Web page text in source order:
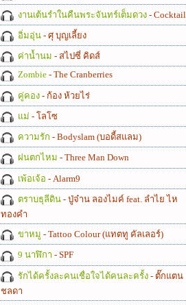
งานเต้นรำในคืนพระจันทร์เต็มดวง - Cocktail
อิ่มอุ่น - ศุ บุญเลี้ยง
ค่าน้ำนม - สไปซี่ คิดส์
Zombie - The Cranberries
คู่คอง - ก้อง ห้วยไร่
แม่ - โลโซ
ความรัก - Bodyslam (บอดี้สแลม)
ฝนตกไหม - Three Man Down
เพ้อเจ้อ - Alarm9
ตราบธุลีดิน - ปู่จ๋าน ลองไมค์ feat. ลำไย ไห
ทองคำ
ขาหมู - Tattoo Colour (แทตทู คัลเลอร์)
9 นาฬิกา - SPF
รักได้ครั้งละคนเชื่อใจได้คนละครั้ง - ตั๊กแตน
ชลดา